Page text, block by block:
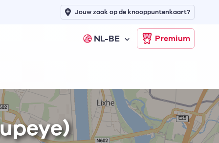
NL-BE Premium
Jouw zaak op de knooppuntenkaart?